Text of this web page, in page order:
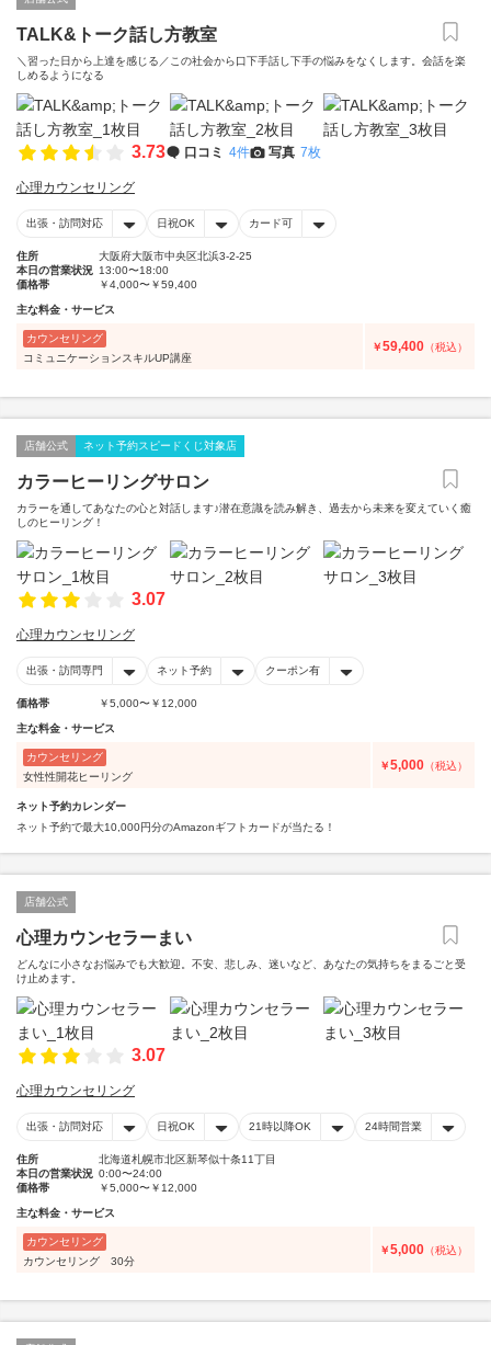
TALK&トーク話し方教室
＼習った日から上達を感じる／この社会から口下手話し下手の悩みをなくします。会話を楽
しめるようになる
3.73 口コミ 4件 写真 7枚
心理カウンセリング
出張・訪問対応 日祝OK カード可
住所
大阪府大阪市中央区北浜3-2-25
本日の営業状況 13:00〜18:00
価格帯
￥4,000〜￥59,400
主な料金・サービス
カウンセリング
コミュニケーションスキルUP講座
￥59,400 （税込）
店舗公式 ネット予約スピードくじ対象店
カラーヒーリングサロン
カラーを通してあなたの心と対話します♪潜在意識を読み解き、過去から未来を変えていく癒
しのヒーリング！
3.07
心理カウンセリング
出張・訪問専門 ネット予約 クーポン有
価格帯 ￥5,000〜￥12,000
主な料金・サービス
カウンセリング
女性性開花ヒーリング
￥5,000 （税込）
ネット予約カレンダー
ネット予約で最大10,000円分のAmazonギフトカードが当たる！
店舗公式
心理カウンセラーまい
どんなに小さなお悩みでも大歓迎。不安、悲しみ、迷いなど、あなたの気持ちをまるごと受
け止めます。
3.07
心理カウンセリング
出張・訪問対応 日祝OK 21時以降OK 24時間営業
住所
北海道札幌市北区新琴似十条11丁目
本日の営業状況 0:00〜24:00
価格帯
￥5,000〜￥12,000
主な料金・サービス
カウンセリング
カウンセリング 30分
￥5,000 （税込）